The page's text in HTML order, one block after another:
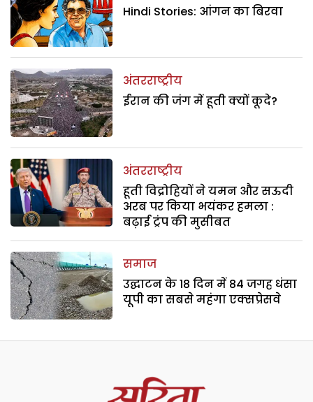
Hindi Stories: आंगन का बिरवा
अंतरराष्ट्रीय
ईरान की जंग में हूती क्यों कूदे?
अंतरराष्ट्रीय
हूती विद्रोहियों ने यमन और सऊदी
अरब पर किया भयंकर हमला :
बढ़ाई ट्रंप की मुसीबत
समाज
उद्घाटन के 18 दिन में 84 जगह धंसा
यूपी का सबसे महंगा एक्सप्रेसवे